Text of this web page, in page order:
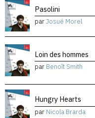
Pasolini
parJosué Morel
Loin des hommes
par Benoît Smith
Hungry Hearts
par Nicola Brarda